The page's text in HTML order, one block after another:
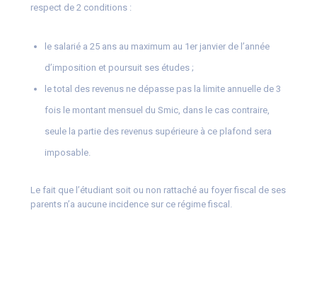
respect de 2 conditions :
le salarié a 25 ans au maximum au 1er janvier de l’année
d’imposition et poursuit ses études ;
le total des revenus ne dépasse pas la limite annuelle de 3
fois le montant mensuel du Smic, dans le cas contraire,
seule la partie des revenus supérieure à ce plafond sera
imposable.
Le fait que l’étudiant soit ou non rattaché au foyer fiscal de ses
parents n’a aucune incidence sur ce régime fiscal.